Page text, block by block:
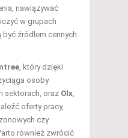
nawiązywać
w grupach
źródłem cennych
, który dzięki
osoby
sektorach, oraz Olx
oferty pracy,
czy
również zwrócić